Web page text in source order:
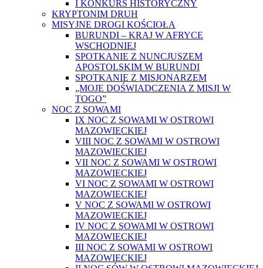
I KONKURS HISTORYCZNY
KRYPTONIM DRUH
MISYJNE DROGI KOŚCIOŁA
BURUNDI – KRAJ W AFRYCE
WSCHODNIEJ
SPOTKANIE Z NUNCJUSZEM
APOSTOLSKIM W BURUNDI
SPOTKANIE Z MISJONARZEM
„MOJE DOŚWIADCZENIA Z MISJI W
TOGO”
NOC Z SOWAMI
IX NOC Z SOWAMI W OSTROWI
MAZOWIECKIEJ
VIII NOC Z SOWAMI W OSTROWI
MAZOWIECKIEJ
VII NOC Z SOWAMI W OSTROWI
MAZOWIECKIEJ
VI NOC Z SOWAMI W OSTROWI
MAZOWIECKIEJ
V NOC Z SOWAMI W OSTROWI
MAZOWIECKIEJ
IV NOC Z SOWAMI W OSTROWI
MAZOWIECKIEJ
III NOC Z SOWAMI W OSTROWI
MAZOWIECKIEJ